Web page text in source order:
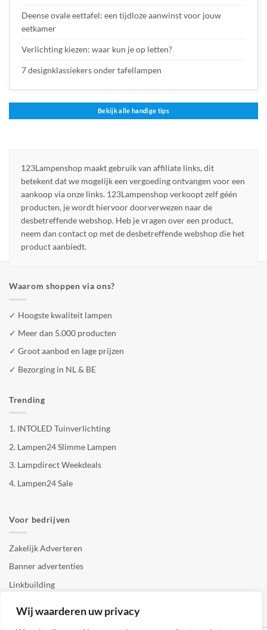
Wij waarderen uw privacy
Deense ovale eettafel: een tijdloze aanwinst voor jouw
eetkamer
Verlichting kiezen: waar kun je op letten?
7 designklassiekers onder tafellampen
Bekijk alle handige tips
123Lampenshop maakt gebruik van affiliate links, dit
betekent dat we mogelijk een vergoeding ontvangen voor een
aankoop via onze links. 123Lampenshop verkoopt zelf géén
producten, je wordt hiervoor doorverwezen naar de
desbetreffende webshop. Heb je vragen over een product,
neem dan contact op met de desbetreffende webshop die het
product aanbiedt.
Waarom shoppen via ons?
✓ Hoogste kwaliteit lampen
✓ Meer dan 5.000 producten
✓ Groot aanbod en lage prijzen
✓ Bezorging in NL & BE
Trending
1. INTOLED Tuinverlichting
2. Lampen24 Slimme Lampen
3. Lampdirect Weekdeals
4. Lampen24 Sale
Voor bedrijven
Zakelijk Adverteren
Banner advertenties
Linkbuilding